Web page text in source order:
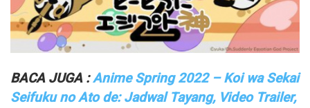
BACA JUGA :Anime Spring 2022 – Koi wa Sekai
Seifuku no Ato de: Jadwal Tayang, Video Trailer,